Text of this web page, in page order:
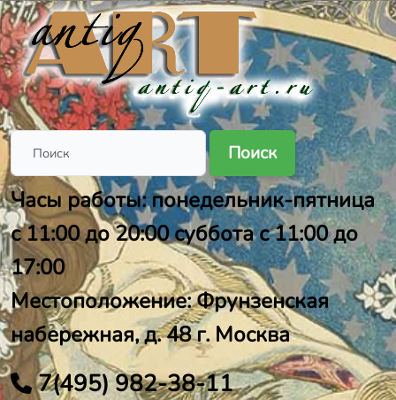
Поиск
Часы работы: понедельник-пятница
с 11:00 до 20:00 суббота с 11:00 до
17:00
Местоположение: Фрунзенская
набережная, д. 48 г. Москва
7(495) 982-38-11